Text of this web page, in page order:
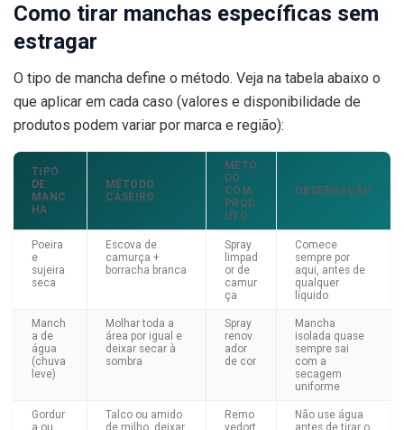
Como tirar manchas específicas sem
estragar
O tipo de mancha define o método. Veja na tabela abaixo o
que aplicar em cada caso (valores e disponibilidade de
produtos podem variar por marca e região):
TIPO
DE
MANC
HA
MÉTODO
CASEIRO
MÉTO
DO
COM
PROD
UTO
OBSERVAÇÃO
Poeira
e
sujeira
seca
Escova de
camurça +
borracha branca
Spray
limpad
or de
camur
ça
Comece
sempre por
aqui, antes de
qualquer
líquido
Manch
a de
água
(chuva
leve)
Molhar toda a
área por igual e
deixar secar à
sombra
Spray
renov
ador
de cor
Mancha
isolada quase
sempre sai
com a
secagem
uniforme
Gordur
Talco ou amido
Remo
Não use água